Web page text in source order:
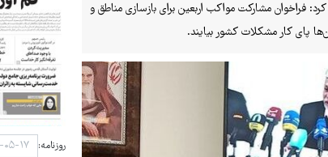
فراخوان مشارکت مواکب اربعین برای بازسازی مناطق و
پای کار مشکلات کشور بیایند.
روزنامه: